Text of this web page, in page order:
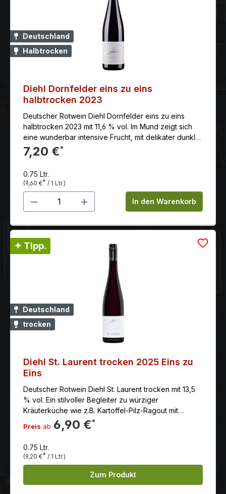
Deutschland
Halbtrocken
Diehl Dornfelder eins zu eins
halbtrocken 2023
Deutscher Rotwein Diehl Dornfelder eins zu eins
halbtrocken 2023 mit 11,6 % vol. Im Mund zeigt sich
eine wunderbar intensive Frucht, mit delikater dunkler
Beerenaromatik und würzigen Komponenten. Seine
deutlich spürbare Restsüße wird durch eine sehr
7,20 €*
0.75 Ltr.
(9,60 €* / 1 Ltr.)
Produkt Anzahl: Gib denIn den Warenkorb
✦ Tipp.
Deutschland
trocken
Diehl St. Laurent trocken 2025 Eins zu
Eins
Deutscher Rotwein Diehl St. Laurent trocken mit 13,5
% vol. Ein stilvoller Begleiter zu würziger
Kräuterküche wie z.B. Kartoffel-Pilz-Ragout mit
Thymian-Speck-Kartoffeln.
Preis ab 6,90 €*
0.75 Ltr.
(9,20 €* / 1 Ltr.)
Zum Produkt